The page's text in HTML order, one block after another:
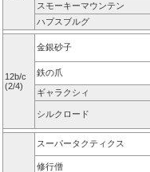
スモーキーマウンテン
ハプスブルグ
12b/c
(2/4)
金銀砂子
鉄の爪
ギャラクシィ
シルクロード
スーパータクティクス
修行僧